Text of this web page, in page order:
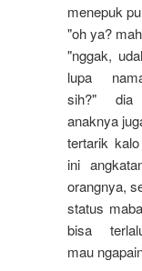
menepuk
"ohya?
"nggak,
lupa
sih?"
anaknya
tertarik
ini
orangnya,
status
bisa
mau